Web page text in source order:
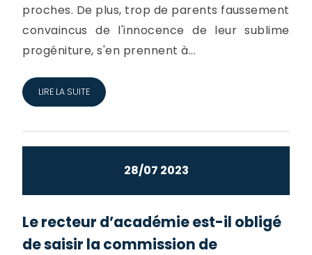
proches. De plus, trop de parents faussement
convaincus de l'innocence de leur sublime
progéniture, s'en prennent à...
LIRE LA SUITE
28/07 2023
Le recteur d’académie est-il obligé
de saisir la commission de